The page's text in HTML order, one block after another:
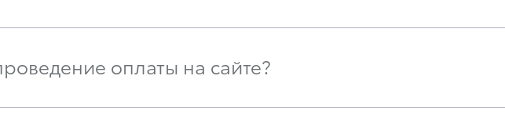
оплаты на сайте?